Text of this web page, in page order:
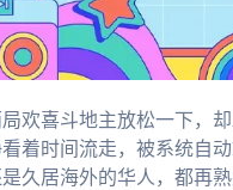
欢喜斗地主放松一下，
着时间流走，被系统自
久居海外的华人，都再